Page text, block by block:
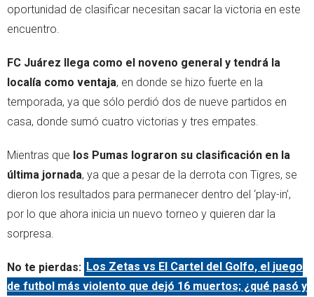
oportunidad de clasificar necesitan sacar la victoria en este
encuentro.
FC Juárez llega como el noveno general y tendrá la
localía como ventaja, en donde se hizo fuerte en la
temporada, ya que sólo perdió dos de nueve partidos en
casa, donde sumó cuatro victorias y tres empates.
Mientras que los Pumas lograron su clasificación en la
última jornada, ya que a pesar de la derrota con Tigres, se
dieron los resultados para permanecer dentro del ‘play-in’,
por lo que ahora inicia un nuevo torneo y quieren dar la
sorpresa.
No te pierdas: Los Zetas vs El Cartel del Golfo, el juego
de futbol más violento que dejó 16 muertos; ¿qué pasó y